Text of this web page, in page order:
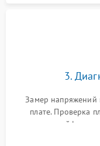
3.
Замер напряжений
плате. Проверка
плоских шлейфов
оптопар